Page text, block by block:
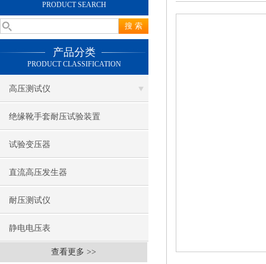
PRODUCT SEARCH
产品分类
PRODUCT CLASSIFICATION
高压测试仪
绝缘靴手套耐压试验装置
试验变压器
直流高压发生器
耐压测试仪
静电电压表
查看更多 >>